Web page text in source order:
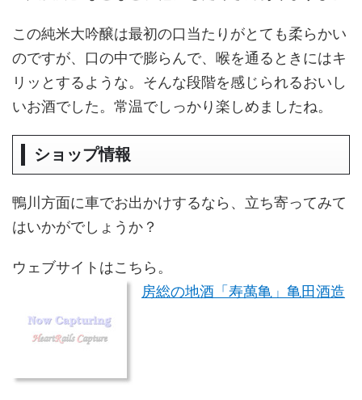
この純米大吟醸は最初の口当たりがとても柔らかい
のですが、口の中で膨らんで、喉を通るときにはキ
リッとするような。そんな段階を感じられるおいし
いお酒でした。常温でしっかり楽しめましたね。
ショップ情報
鴨川方面に車でお出かけするなら、立ち寄ってみて
はいかがでしょうか？
ウェブサイトはこちら。
房総の地酒「寿萬亀」亀田酒造